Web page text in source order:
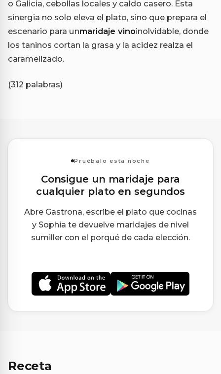
o Galicia, cebollas locales y caldo casero. Esta
sinergia no solo eleva el plato, sino que prepara el
escenario para unmaridaje vinoinolvidable, donde
los taninos cortan la grasa y la acidez realza el
caramelizado.
(312 palabras)
Pruébalo esta noche
Consigue un maridaje para
cualquier plato en segundos
Abre Gastrona, escribe el plato que cocinas
y Sophia te devuelve maridajes de nivel
sumiller con el porqué de cada elección.
Receta